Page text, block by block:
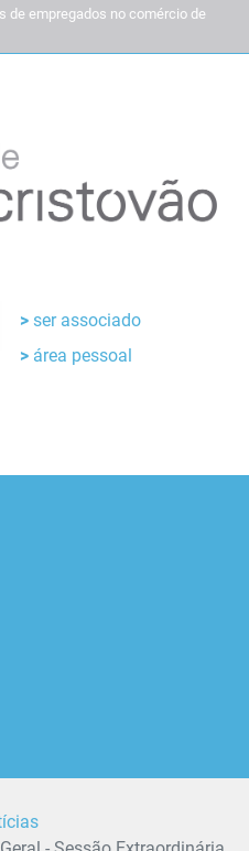
de empregados no comércio de
ser associado
área pessoal